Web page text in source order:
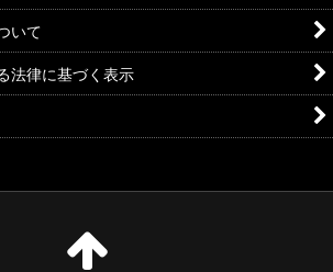
いて
法律に基づく表示